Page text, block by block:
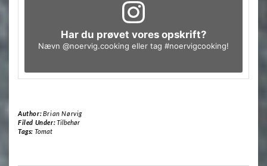
Har du prøvet vores opskrift?
Nævn @noervig.cooking eller tag #noervigcooking!
Author:Brian Nørvig
Filed Under:Tilbehør
Tags: Tomat